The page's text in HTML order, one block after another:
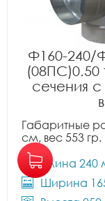
Ф160-240/
(08ПС)0.50
сечения
Габаритные
см, вес 553 гр.
Длина 240
Ширина